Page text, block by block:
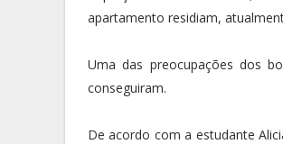
apartamento residiam,
Uma das preocupações dos
conseguiram.
De acordo com a estudante